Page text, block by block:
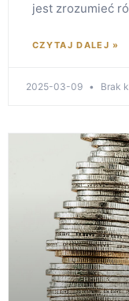
jest zrozumieć
CZYTAJ DALEJ »
2025-03-09 Brak